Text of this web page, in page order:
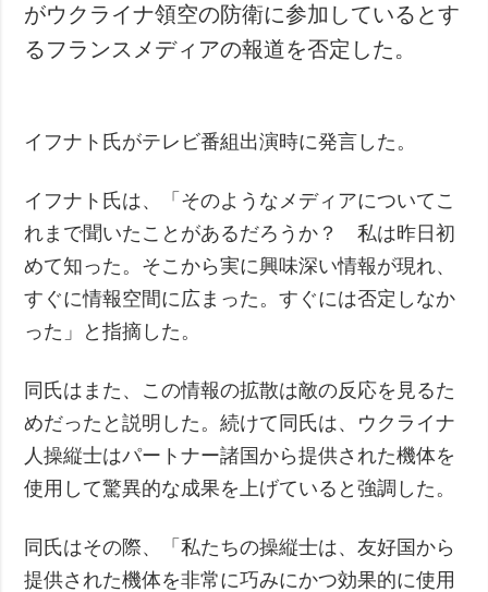
写真
動画
がウクライナ領空の防衛に参加しているとす
るフランスメディアの報道を否定した。
イフナト氏がテレビ番組出演時に発言した。
イフナト氏は、「そのようなメディアについてこ
れまで聞いたことがあるだろうか？ 私は昨日初
めて知った。そこから実に興味深い情報が現れ、
すぐに情報空間に広まった。すぐには否定しなか
った」と指摘した。
同氏はまた、この情報の拡散は敵の反応を見るた
めだったと説明した。続けて同氏は、ウクライナ
人操縦士はパートナー諸国から提供された機体を
使用して驚異的な成果を上げていると強調した。
同氏はその際、「私たちの操縦士は、友好国から
提供された機体を非常に巧みにかつ効果的に使用